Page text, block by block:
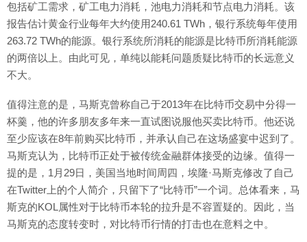
包括矿工需求，矿工电力消耗，池电力消耗和节点电力消耗。该
报告估计黄金行业每年大约使用240.61 TWh，银行系统每年使用
263.72 TWh的能源。银行系统所消耗的能源是比特币所消耗能源
的两倍以上。由此可见，单纯以能耗问题质疑比特币的长远意义
不大。
值得注意的是，马斯克曾称自己于2013年在比特币交易中分得一
杯羹，他的许多朋友多年来一直试图说服他买卖比特币。他还说
至少应该在8年前购买比特币，并承认自己在这场盛宴中迟到了。
马斯克认为，比特币正处于被传统金融群体接受的边缘。值得一
提的是，1月29日，美国当地时间周四，埃隆·马斯克修改了自己
在Twitter上的个人简介，只留下了“比特币”一个词。总体看来，马
斯克的KOL属性对于比特币本轮的拉升是不容置疑的。因此，当
马斯克的态度转变时，对比特币行情的打击也在意料之中。